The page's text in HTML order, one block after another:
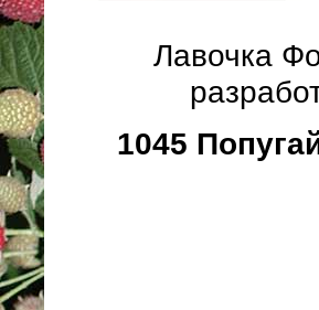
Лавочка
1045